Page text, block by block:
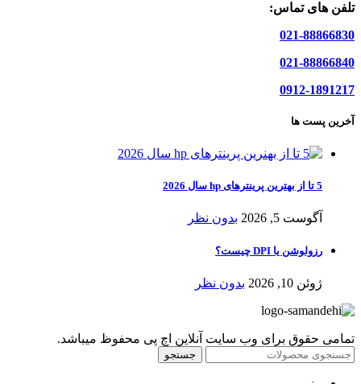
تلفن های تماس:
021-88866830
021-88866840
0912-1891217
آخرین پست ها
5 تا از بهترین پرینترهای hp سال 2026
آگوست 5, 2026 بدون نظر
رزولوشن یا DPI چیست؟
ژوئن 10, 2026 بدون نظر
تمامی حقوق برای وب سایت آنلاین اچ پی محفوظ میباشد.
جستجو